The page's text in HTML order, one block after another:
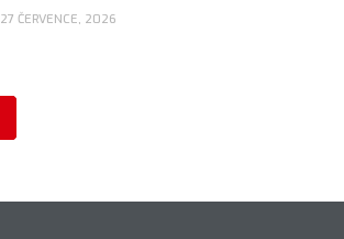
27 ČERVENCE, 2026